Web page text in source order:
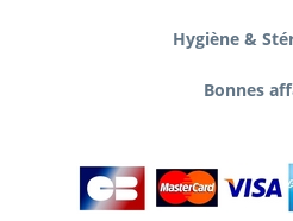
Hygiène &
Bonnes